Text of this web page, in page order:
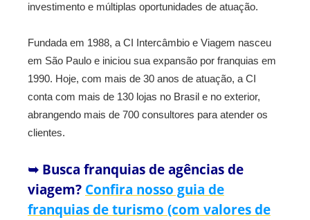
investimento e múltiplas oportunidades de atuação.
Fundada em 1988, a CI Intercâmbio e Viagem nasceu
em São Paulo e iniciou sua expansão por franquias em
1990. Hoje, com mais de 30 anos de atuação, a CI
conta com mais de 130 lojas no Brasil e no exterior,
abrangendo mais de 700 consultores para atender os
clientes.
➥ Busca franquias de agências de
viagem? Confira nosso guia de
franquias de turismo (com valores de